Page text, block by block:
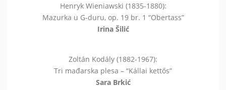
Henryk Wieniawski (1835-1880):
Mazurka u G-duru, op. 19 br. 1 “Obertass”
Irina Šilić
Zoltán Kodály (1882-1967):
Tri mađarska plesa – “Kállai kettős”
Sara Brkić